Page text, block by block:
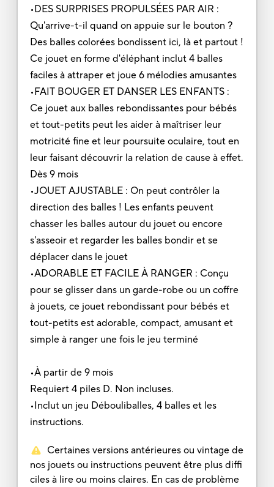
•DES SURPRISES PROPULSÉES PAR AIR :
Qu'arrive-t-il quand on appuie sur le bouton ?
Des balles colorées bondissent ici, là et partout !
Ce jouet en forme d'éléphant inclut 4 balles
faciles à attraper et joue 6 mélodies amusantes
•FAIT BOUGER ET DANSER LES ENFANTS :
Ce jouet aux balles rebondissantes pour bébés
et tout-petits peut les aider à maîtriser leur
motricité fine et leur poursuite oculaire, tout en
leur faisant découvrir la relation de cause à effet.
Dès 9 mois
•JOUET AJUSTABLE : On peut contrôler la
direction des balles ! Les enfants peuvent
chasser les balles autour du jouet ou encore
s'asseoir et regarder les balles bondir et se
déplacer dans le jouet
•ADORABLE ET FACILE À RANGER : Conçu
pour se glisser dans un garde-robe ou un coffre
à jouets, ce jouet rebondissant pour bébés et
tout-petits est adorable, compact, amusant et
simple à ranger une fois le jeu terminé
•À partir de 9 mois
Requiert 4 piles D. Non incluses.
•Inclut un jeu Débouliballes, 4 balles et les
instructions.
Certaines versions antérieures ou vintage de
nos jouets ou instructions peuvent être plus diffi
ciles à lire ou moins claires. En cas de problème